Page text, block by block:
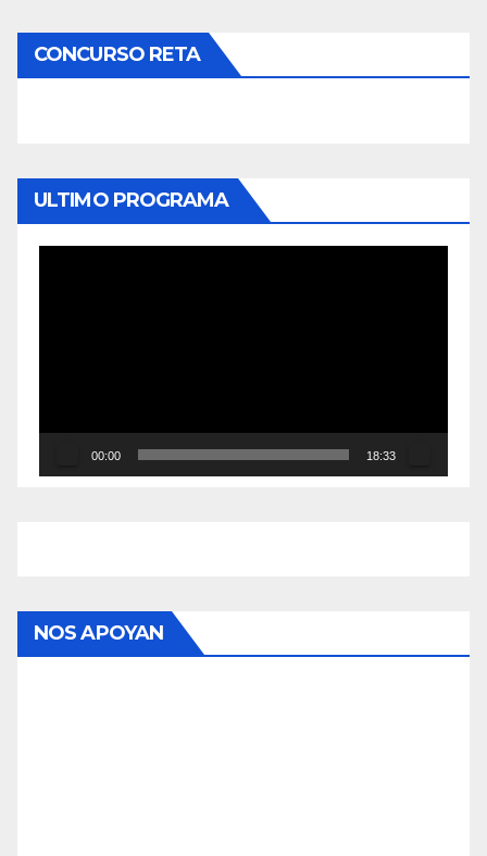
CONCURSO RETA
ULTIMO PROGRAMA
00:00 18:33
NOS APOYAN